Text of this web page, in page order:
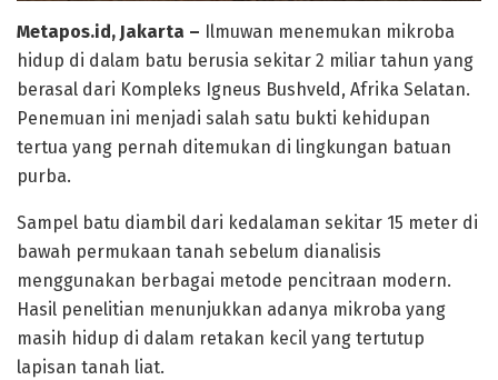
Metapos.id, Jakarta – Ilmuwan menemukan mikroba
hidup di dalam batu berusia sekitar 2 miliar tahun yang
berasal dari Kompleks Igneus Bushveld, Afrika Selatan.
Penemuan ini menjadi salah satu bukti kehidupan
tertua yang pernah ditemukan di lingkungan batuan
purba.
Sampel batu diambil dari kedalaman sekitar 15 meter di
bawah permukaan tanah sebelum dianalisis
menggunakan berbagai metode pencitraan modern.
Hasil penelitian menunjukkan adanya mikroba yang
masih hidup di dalam retakan kecil yang tertutup
lapisan tanah liat.